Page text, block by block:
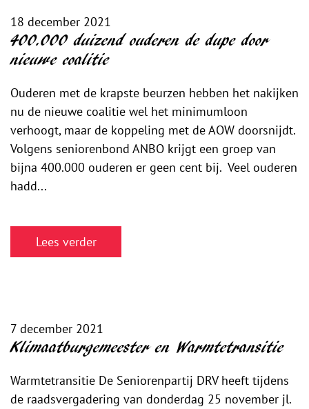
18 december 2021
400.000 duizend ouderen de dupe door
nieuwe coalitie
Ouderen met de krapste beurzen hebben het nakijken
nu de nieuwe coalitie wel het minimumloon
verhoogt, maar de koppeling met de AOW doorsnijdt.
Volgens seniorenbond ANBO krijgt een groep van
bijna 400.000 ouderen er geen cent bij. Veel ouderen
hadd...
Lees verder
7 december 2021
Klimaatburgemeester en Warmtetransitie
Warmtetransitie De Seniorenpartij DRV heeft tijdens
de raadsvergadering van donderdag 25 november jl.